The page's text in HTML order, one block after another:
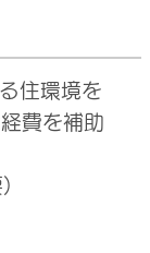
住環境を
費を補助